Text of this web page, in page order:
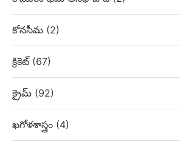
కోనసీమ (2)
క్రికెట్ (67)
క్రైమ్ (92)
ఖగోళశాస్త్రం (4)